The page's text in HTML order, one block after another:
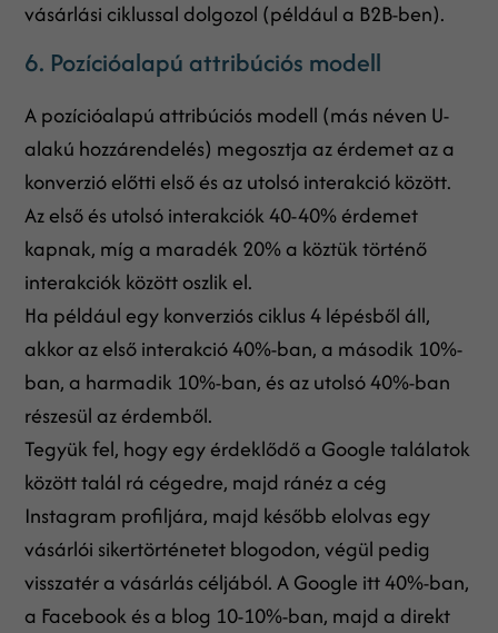
vásárlási ciklussal dolgozol (például a B2B-ben).
6. Pozícióalapú attribúciós modell
A pozícióalapú attribúciós modell (más néven U-
alakú hozzárendelés) megosztja az érdemet az a
konverzió előtti első és az utolsó interakció között.
Az első és utolsó interakciók 40-40% érdemet
kapnak, míg a maradék 20% a köztük történő
interakciók között oszlik el.
Ha például egy konverziós ciklus 4 lépésből áll,
akkor az első interakció 40%-ban, a második 10%-
ban, a harmadik 10%-ban, és az utolsó 40%-ban
részesül az érdemből.
Tegyük fel, hogy egy érdeklődő a Google találatok
között talál rá cégedre, majd ránéz a cég
Instagram profiljára, majd később elolvas egy
vásárlói sikertörténetet blogodon, végül pedig
visszatér a vásárlás céljából. A Google itt 40%-ban,
a Facebook és a blog 10-10%-ban, majd a direkt